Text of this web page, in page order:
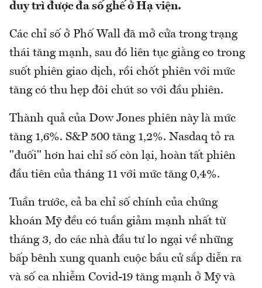
duy trì được đa số ghế ở Hạ viện.
Các chỉ số ở Phố Wall đã mở cửa trong trạng
thái tăng mạnh, sau đó liên tục giằng co trong
suốt phiên giao dịch, rồi chốt phiên với mức
tăng có thu hẹp đôi chút so với đầu phiên.
Thành quả của Dow Jones phiên này là mức
tăng 1,6%. S&P 500 tăng 1,2%. Nasdaq tỏ ra
"đuối" hơn hai chỉ số còn lại, hoàn tất phiên
đầu tiên của tháng 11 với mức tăng 0,4%.
Tuần trước, cả ba chỉ số chính của chứng
khoán Mỹ đều có tuần giảm mạnh nhất từ
tháng 3, do các nhà đầu tư lo ngại về những
bấp bênh xung quanh cuộc bầu cử sắp diễn ra
và số ca nhiễm Covid-19 tăng mạnh ở Mỹ và